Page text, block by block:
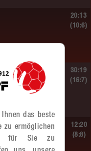
20:13
(10:6)
30:19
(16:7)
12:20
(8:8)
das beste
zu ermöglichen
für Sie zu